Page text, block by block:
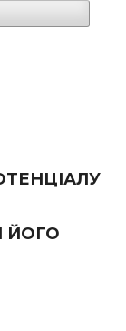
ЙОГО